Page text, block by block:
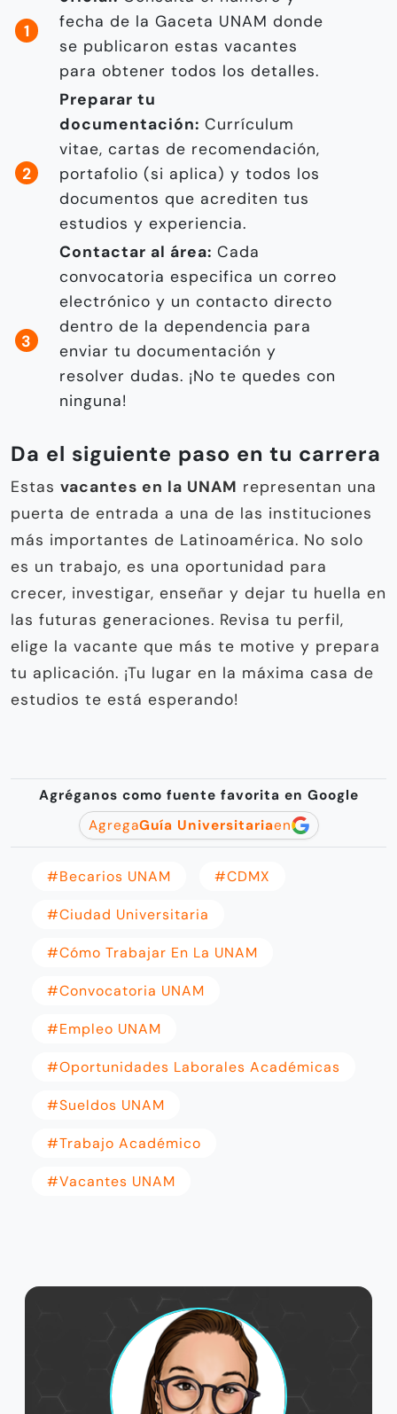
fecha de la Gaceta UNAM donde
se publicaron estas vacantes
para obtener todos los detalles.
Preparar tu
documentación: Currículum
vitae, cartas de recomendación,
portafolio (si aplica) y todos los
documentos que acrediten tus
estudios y experiencia.
Contactar al área: Cada
convocatoria especifica un correo
electrónico y un contacto directo
dentro de la dependencia para
enviar tu documentación y
resolver dudas. ¡No te quedes con
ninguna!
Da el siguiente paso en tu carrera
Estas vacantes en la UNAM representan una
puerta de entrada a una de las instituciones
más importantes de Latinoamérica. No solo
es un trabajo, es una oportunidad para
crecer, investigar, enseñar y dejar tu huella en
las futuras generaciones. Revisa tu perfil,
elige la vacante que más te motive y prepara
tu aplicación. ¡Tu lugar en la máxima casa de
estudios te está esperando!
Agréganos como fuente favorita en Google
AgregaGuía Universitariaen
#becarios UNAM #CDMX
#Ciudad Universitaria
#cómo Trabajar En La UNAM
#Convocatoria UNAM
#empleo UNAM
#oportunidades Laborales Académicas
#sueldos UNAM
#Trabajo Académico
#Vacantes UNAM